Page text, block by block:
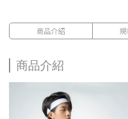
商品介紹
商品介紹